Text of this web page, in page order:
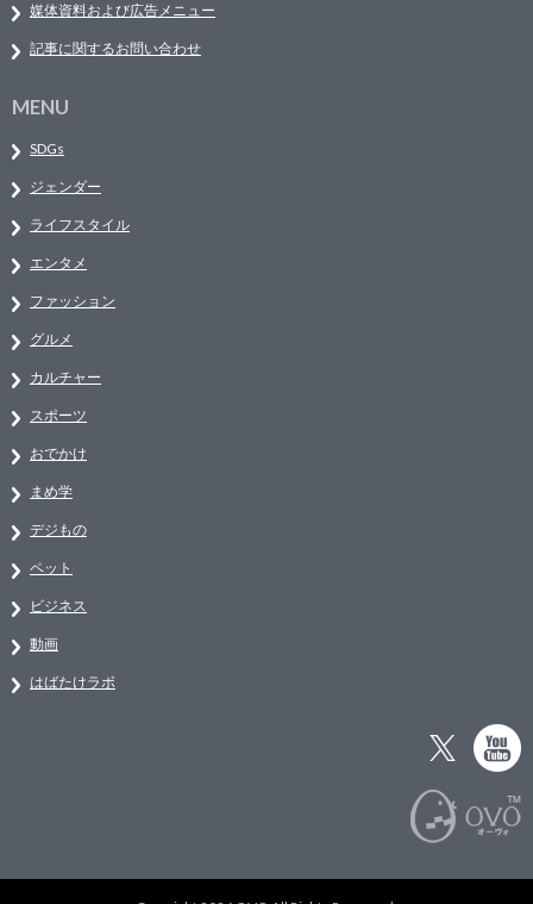
媒体資料および広告メニュー
記事に関するお問い合わせ
MENU
SDGs
ジェンダー
ライフスタイル
エンタメ
ファッション
グルメ
カルチャー
スポーツ
おでかけ
まめ学
デジもの
ペット
ビジネス
動画
はばたけラボ